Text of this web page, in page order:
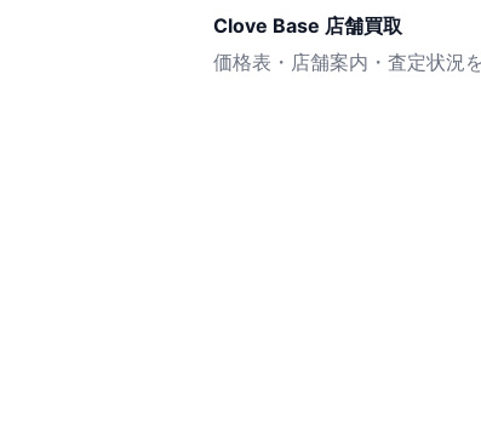
Clove Base 店舗買取
価格表・店舗案内・査定状況